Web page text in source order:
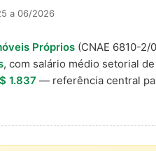
a 06/2026
Próprios (CNAE 6810-2/
, com salário médio setorial de
1.837 — referência central